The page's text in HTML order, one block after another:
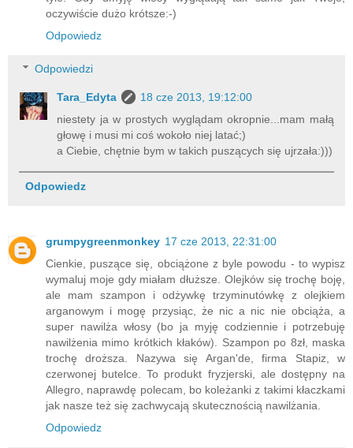
oczywiście dużo krótsze:-)
Odpowiedz
Odpowiedzi
Tara_Edyta
18 cze 2013, 19:12:00
niestety ja w prostych wyglądam okropnie...mam małą
głowę i musi mi coś wokoło niej latać;)
a Ciebie, chętnie bym w takich puszących się ujrzała:)))
Odpowiedz
grumpygreenmonkey 17 cze 2013, 22:31:00
Cienkie, puszące się, obciążone z byle powodu - to wypisz
wymaluj moje gdy miałam dłuższe. Olejków się trochę boję,
ale mam szampon i odżywkę trzyminutówkę z olejkiem
arganowym i mogę przysiąc, że nic a nic nie obciąża, a
super nawilża włosy (bo ja myję codziennie i potrzebuję
nawilżenia mimo krótkich kłaków). Szampon po 8zł, maska
trochę droższa. Nazywa się Argan'de, firma Stapiz, w
czerwonej butelce. To produkt fryzjerski, ale dostępny na
Allegro, naprawdę polecam, bo koleżanki z takimi kłaczkami
jak nasze też się zachwycają skutecznością nawilżania.
Odpowiedz